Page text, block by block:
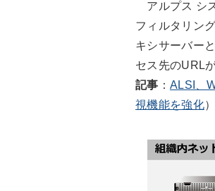
アルプス シ
フィルタリン
キシサーバー
セス先のURL
記事 ： ALSI、
視機能を強化）